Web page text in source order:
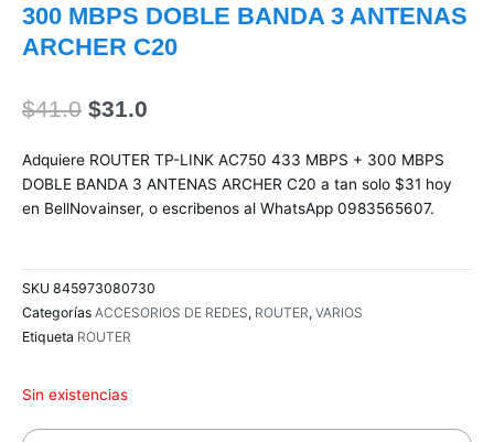
300 MBPS DOBLE BANDA 3 ANTENAS
ARCHER C20
$41.0 El
original
era:
$41.0.
$31.0
actual
es:
$31.0.
Adquiere ROUTER TP-LINK AC750 433 MBPS + 300 MBPS
DOBLE BANDA 3 ANTENAS ARCHER C20 a tan solo $31 hoy
en BellNovainser, o escribenos al WhatsApp 0983565607.
SKU 845973080730
Categorías ACCESORIOS DE REDES, ROUTER, VARIOS
Etiqueta ROUTER
Sin existencias